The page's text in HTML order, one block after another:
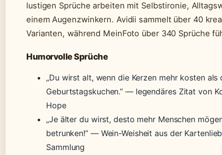
lustigen Sprüche arbeiten mit Selbstironie,
einem Augenzwinkern. Avidii sammelt über 40
Varianten, während MeinFoto über 340 Sprüche
Humorvolle Sprüche
„Du wirst alt, wenn die Kerzen mehr kosten als
Geburtstagskuchen.” — legendäres Zitat von
Hope
„Je älter du wirst, desto mehr Menschen
betrunken!” — Wein-Weisheit aus der
Sammlung